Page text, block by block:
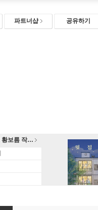
파트너샵 공유하기
뮤지컬 〈휴남동 서점〉X 황보름 작가 북토크